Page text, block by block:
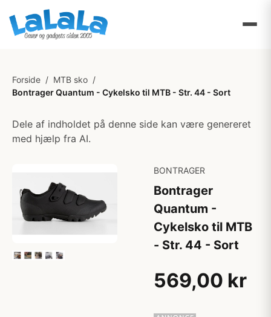
Forside / MTB sko /
Bontrager Quantum - Cykelsko til MTB - Str. 44 - Sort
Dele af indholdet på denne side kan være genereret
med hjælp fra AI.
BONTRAGER
Bontrager
Quantum -
Cykelsko til MTB
- Str. 44 - Sort
569,00 kr